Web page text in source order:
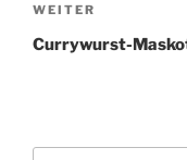
Nächster
Beitrag
WEITER
Currywurst-